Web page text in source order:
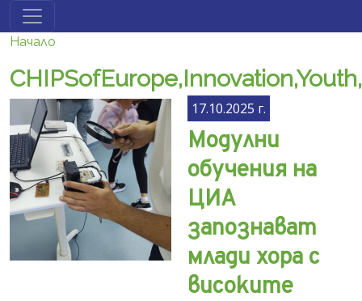
Премини към основното съдържание
Начало
17.10.2025 г.
Модулни
обучения на
ЦИА
запознават
млади хора с
високите